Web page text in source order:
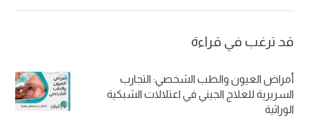
قد ترغب في قراءة
أمراض العيون والطب الشخصي: التجارب
السريرية للعلاج الجيني في اعتلالات الشبكية
الوراثية